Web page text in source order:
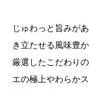
じゅわっと旨みが
き立たせる風味豊
厳選したこだわり
エの極上やわらかス